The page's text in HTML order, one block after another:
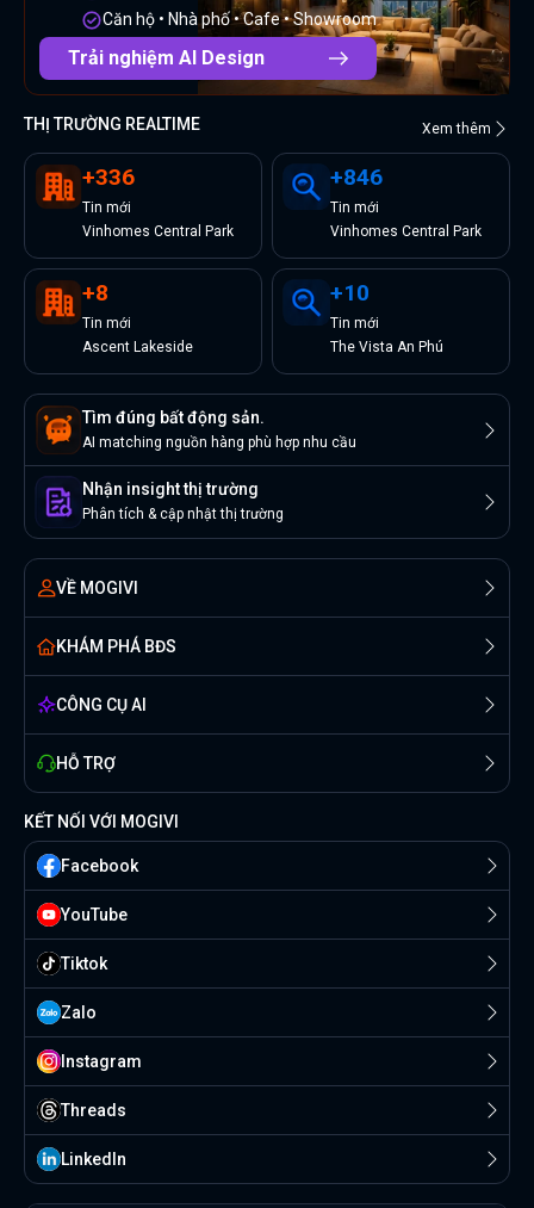
Căn hộ • Nhà phố • Cafe • Showroom
Trải nghiệm AI Design
THỊ TRƯỜNG REALTIME Xem thêm
+336
Tin mới
Vinhomes Central Park
+846
Tin mới
Vinhomes Central Park
+8
Tin mới
Ascent Lakeside
+10
Tin mới
The Vista An Phú
Tìm đúng bất động sản.
AI matching nguồn hàng phù hợp nhu cầu
Nhận insight thị trường
Phân tích & cập nhật thị trường
VỀ MOGIVI
KHÁM PHÁ BĐS
CÔNG CỤ AI
HỖ TRỢ
KẾT NỐI VỚI MOGIVI
Facebook
YouTube
Tiktok
Zalo
Instagram
Threads
Linkedln